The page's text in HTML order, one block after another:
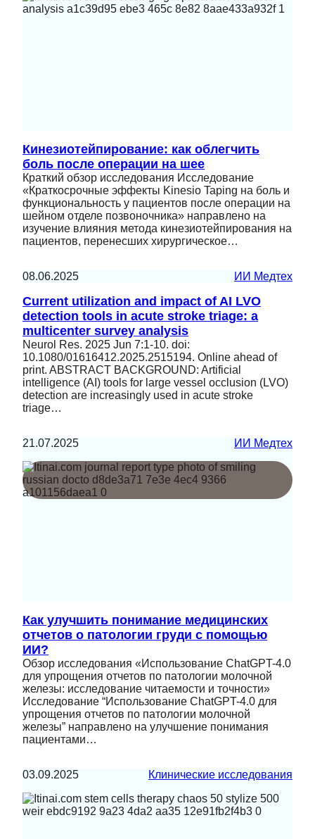
Кинезиотейпирование: как облегчить
боль после операции на шее
Краткий обзор исследования Исследование
«Краткосрочные эффекты Kinesio Taping на боль и
функциональность у пациентов после операции на
шейном отделе позвоночника» направлено на
изучение влияния метода кинезиотейпирования на
пациентов, перенесших хирургическое…
08.06.2025 ИИ Медтех
Current utilization and impact of AI LVO
detection tools in acute stroke triage: a
multicenter survey analysis
Neurol Res. 2025 Jun 7:1-10. doi:
10.1080/01616412.2025.2515194. Online ahead of
print. ABSTRACT BACKGROUND: Artificial
intelligence (AI) tools for large vessel occlusion (LVO)
detection are increasingly used in acute stroke
triage…
21.07.2025 ИИ Медтех
Как улучшить понимание медицинских
отчетов о патологии груди с помощью
ИИ?
Обзор исследования «Использование ChatGPT-4.0
для упрощения отчетов по патологии молочной
железы: исследование читаемости и точности»
Исследование “Использование ChatGPT-4.0 для
упрощения отчетов по патологии молочной
железы” направлено на улучшение понимания
пациентами…
03.09.2025 Клинические исследования